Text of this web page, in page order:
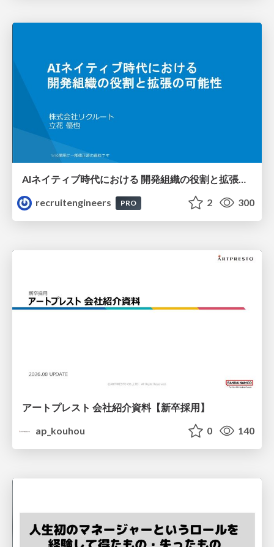
AIネイティブ時代における 開発組織の役割と拡張の可能性
recruitengineers
PRO 2 300
アートプレスト 会社紹介資料【新卒採用】
ap_kouhou
0 140